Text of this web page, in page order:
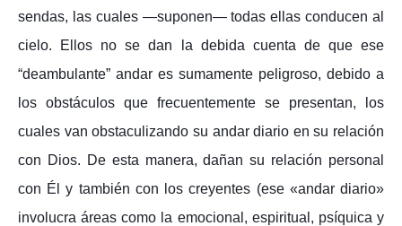
sendas, las cuales —suponen— todas ellas conducen al
cielo. Ellos no se dan la debida cuenta de que ese
“deambulante” andar es sumamente peligroso, debido a
los obstáculos que frecuentemente se presentan, los
cuales van obstaculizando su andar diario en su relación
con Dios. De esta manera, dañan su relación personal
con Él y también con los creyentes (ese «andar diario»
involucra áreas como la emocional, espiritual, psíquica y